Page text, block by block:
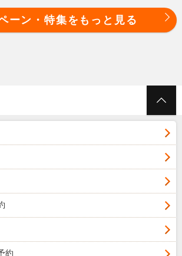
ーンは、予告なく内容の変更また
することがございます。
ーンは、予告なく内容の変更また
は対象外となります。
ーン・特集をもっと見る
約